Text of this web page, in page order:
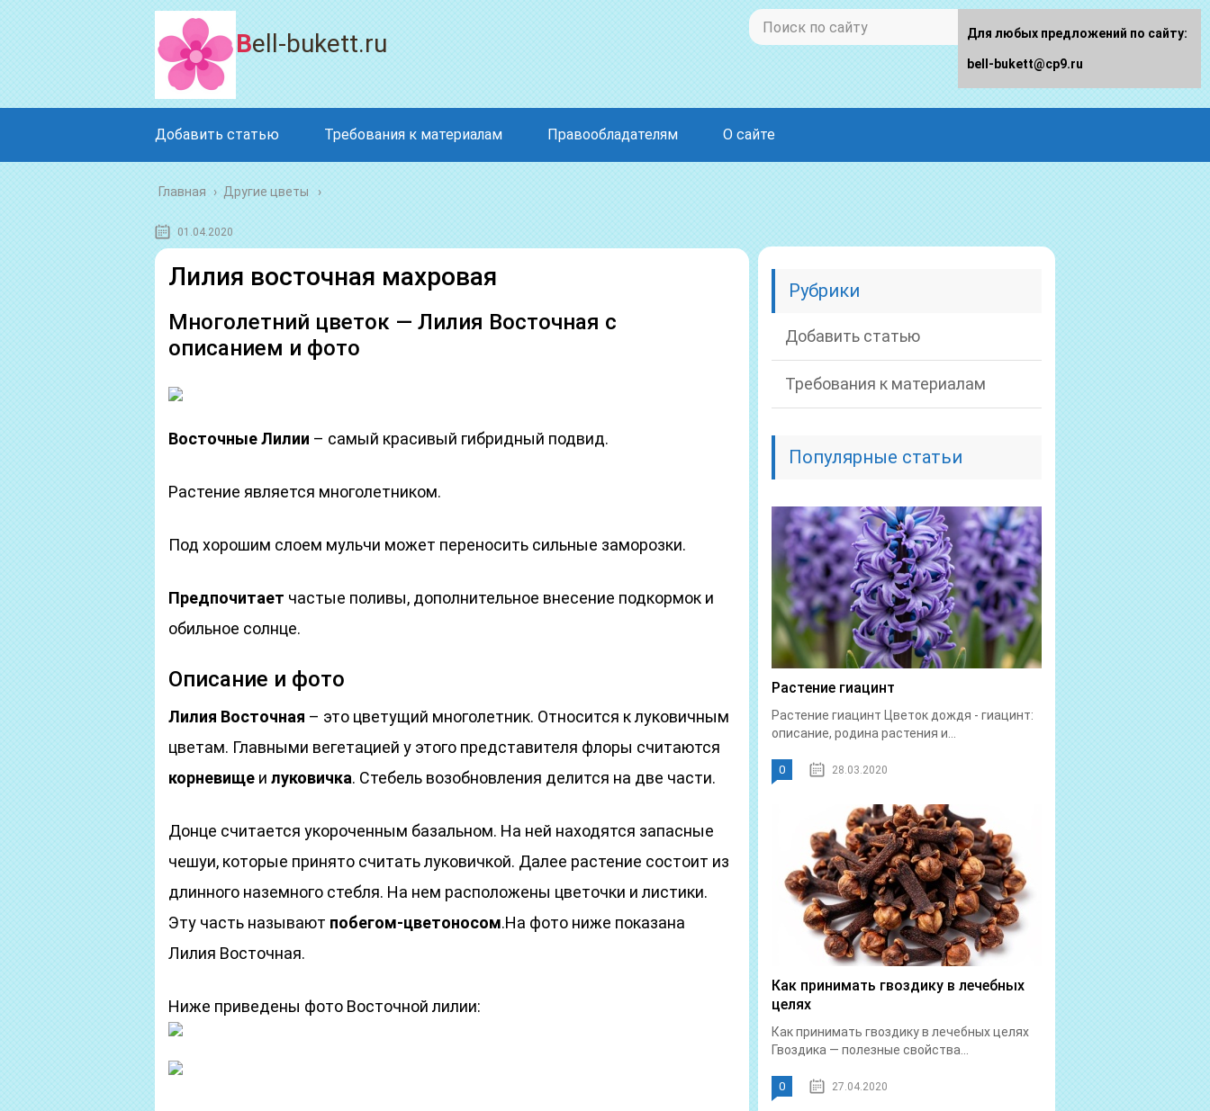
Bell-bukett.ru
Добавить статью Требования к материалам Правообладателям О сайте
Главная › Другие цветы
01.04.2020
Лилия восточная махровая
Многолетний цветок — Лилия Восточная с
описанием и фото
Восточные Лилии – самый красивый гибридный подвид.
Растение является многолетником.
Под хорошим слоем мульчи может переносить сильные заморозки.
Предпочитает частые поливы, дополнительное внесение подкормок и
обильное солнце.
Описание и фото
Лилия Восточная – это цветущий многолетник. Относится к луковичным
цветам. Главными вегетацией у этого представителя флоры считаются
корневище и луковичка. Стебель возобновления делится на две части.
Донце считается укороченным базальном. На ней находятся запасные
чешуи, которые принято считать луковичкой. Далее растение состоит из
длинного наземного стебля. На нем расположены цветочки и листики.
Эту часть называют побегом-цветоносом.На фото ниже показана
Лилия Восточная.
Ниже приведены фото Восточной лилии:
Рубрики
Добавить статью
Требования к материалам
Популярные статьи
Растение гиацинт
Растение гиацинт Цветок дождя - гиацинт:
описание, родина растения и...
0 28.03.2020
Как принимать гвоздику в лечебных
целях
Как принимать гвоздику в лечебных целях
Гвоздика — полезные свойства...
0 27.04.2020
Для любых предложений по сайту:
bell-bukett@cp9.ru